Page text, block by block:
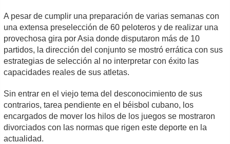
A pesar de cumplir una preparación de varias semanas con
una extensa preselección de 60 peloteros y de realizar una
provechosa gira por Asia donde disputaron más de 10
partidos, la dirección del conjunto se mostró errática con sus
estrategias de selección al no interpretar con éxito las
capacidades reales de sus atletas.
Sin entrar en el viejo tema del desconocimiento de sus
contrarios, tarea pendiente en el béisbol cubano, los
encargados de mover los hilos de los juegos se mostraron
divorciados con las normas que rigen este deporte en la
actualidad.